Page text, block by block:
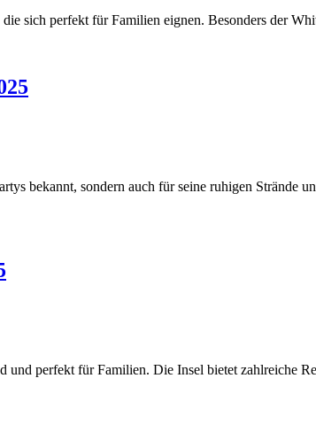
sich perfekt für Familien eignen. Besonders der
bekannt, sondern auch für seine ruhigen Strände
und perfekt für Familien. Die Insel bietet zahlreiche